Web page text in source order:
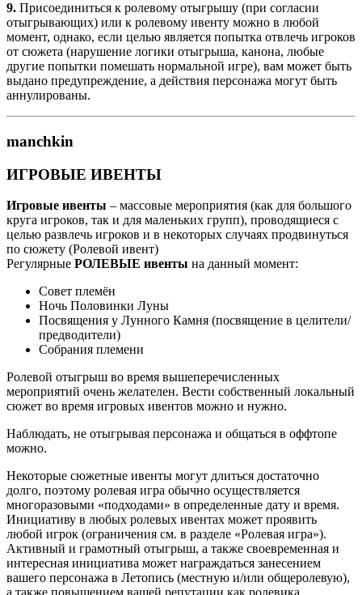
9. Присоединиться к ролевому отыгрышу (при согласии
отыгрывающих) или к ролевому ивенту можно в любой
момент, однако, если целью является попытка отвлечь игроков
от сюжета (нарушение логики отыгрыша, канона, любые
другие попытки помешать нормальной игре), вам может быть
выдано предупреждение, а действия персонажа могут быть
аннулированы.
manchkin
ИГРОВЫЕ ИВЕНТЫ
Игровые ивенты – массовые мероприятия (как для большого
круга игроков, так и для маленьких групп), проводящиеся с
целью развлечь игроков и в некоторых случаях продвинуться
по сюжету (Ролевой ивент)
Регулярные РОЛЕВЫЕ ивенты на данный момент:
Совет племён
Ночь Половинки Луны
Посвящения у Лунного Камня (посвящение в целители/
предводители)
Собрания племени
Ролевой отыгрыш во время вышеперечисленных
мероприятий очень желателен. Вести собственный локальный
сюжет во время игровых ивентов можно и нужно.
Наблюдать, не отыгрывая персонажа и общаться в оффтопе
можно.
Некоторые сюжетные ивенты могут длиться достаточно
долго, поэтому ролевая игра обычно осуществляется
многоразовыми «подходами» в определенные дату и время.
Инициативу в любых ролевых ивентах может проявить
любой игрок (ограничения см. в разделе «Ролевая игра»).
Активный и грамотный отыгрыш, а также своевременная и
интересная инициатива может награждаться занесением
вашего персонажа в Летопись (местную и/или общеролевую),